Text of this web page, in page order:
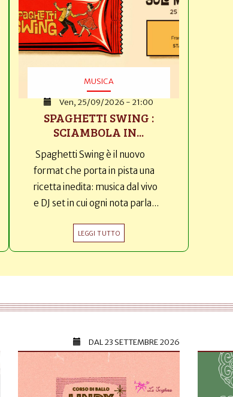
MUSICA
Ven, 25/09/2026 - 21:00
SPAGHETTI SWING :
SCIAMBOLA IN...
Spaghetti Swing è il nuovo
format che porta in pista una
ricetta inedita: musica dal vivo
e DJ set in cui ogni nota parla...
LEGGI TUTTO
DAL23 SETTEMBRE 2026